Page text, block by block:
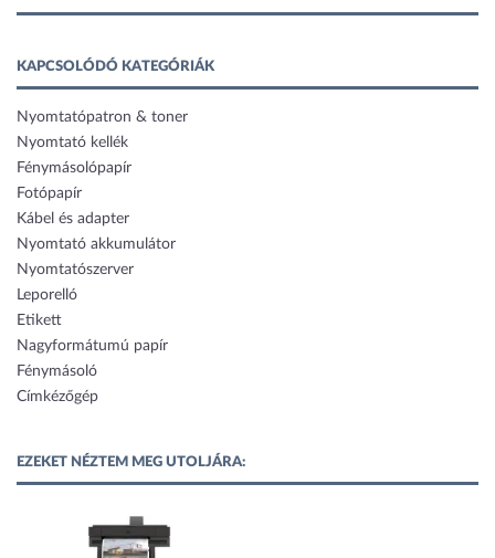
KAPCSOLÓDÓ KATEGÓRIÁK
Nyomtatópatron & toner
Nyomtató kellék
Fénymásolópapír
Fotópapír
Kábel és adapter
Nyomtató akkumulátor
Nyomtatószerver
Leporelló
Etikett
Nagyformátumú papír
Fénymásoló
Címkézőgép
EZEKET NÉZTEM MEG UTOLJÁRA: